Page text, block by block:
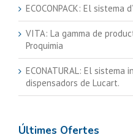
ECOCONPACK: El sistema
VITA: La gamma de
Proquimia
ECONATURAL: El sistema
dispensadors de Lucart.
Últimes Ofertes